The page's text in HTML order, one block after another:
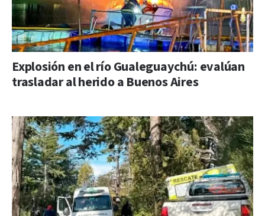
Explosión en el río Gualeguaychú: evalúan
trasladar al herido a Buenos Aires